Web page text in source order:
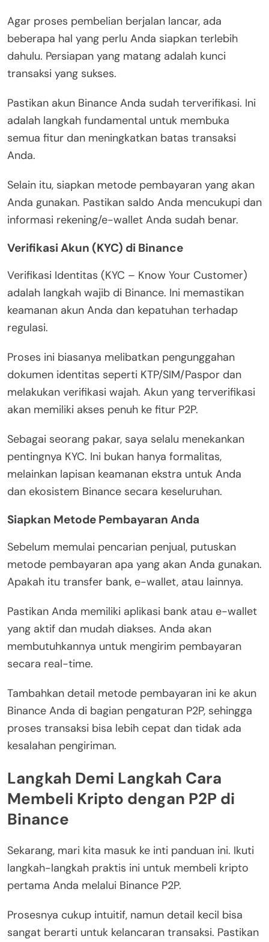
Agar proses pembelian berjalan lancar, ada
beberapa hal yang perlu Anda siapkan terlebih
dahulu. Persiapan yang matang adalah kunci
transaksi yang sukses.
Pastikan akun Binance Anda sudah terverifikasi. Ini
adalah langkah fundamental untuk membuka
semua fitur dan meningkatkan batas transaksi
Anda.
Selain itu, siapkan metode pembayaran yang akan
Anda gunakan. Pastikan saldo Anda mencukupi dan
informasi rekening/e-wallet Anda sudah benar.
Verifikasi Akun (KYC) di Binance
Verifikasi Identitas (KYC – Know Your Customer)
adalah langkah wajib di Binance. Ini memastikan
keamanan akun Anda dan kepatuhan terhadap
regulasi.
Proses ini biasanya melibatkan pengunggahan
dokumen identitas seperti KTP/SIM/Paspor dan
melakukan verifikasi wajah. Akun yang terverifikasi
akan memiliki akses penuh ke fitur P2P.
Sebagai seorang pakar, saya selalu menekankan
pentingnya KYC. Ini bukan hanya formalitas,
melainkan lapisan keamanan ekstra untuk Anda
dan ekosistem Binance secara keseluruhan.
Siapkan Metode Pembayaran Anda
Sebelum memulai pencarian penjual, putuskan
metode pembayaran apa yang akan Anda gunakan.
Apakah itu transfer bank, e-wallet, atau lainnya.
Pastikan Anda memiliki aplikasi bank atau e-wallet
yang aktif dan mudah diakses. Anda akan
membutuhkannya untuk mengirim pembayaran
secara real-time.
Tambahkan detail metode pembayaran ini ke akun
Binance Anda di bagian pengaturan P2P, sehingga
proses transaksi bisa lebih cepat dan tidak ada
kesalahan pengiriman.
Langkah Demi Langkah Cara
Membeli Kripto dengan P2P di
Binance
Sekarang, mari kita masuk ke inti panduan ini. Ikuti
langkah-langkah praktis ini untuk membeli kripto
pertama Anda melalui Binance P2P.
Prosesnya cukup intuitif, namun detail kecil bisa
sangat berarti untuk kelancaran transaksi. Pastikan